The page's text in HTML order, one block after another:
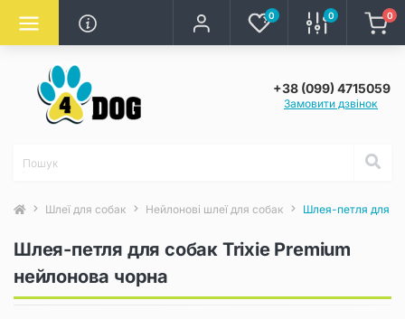
0 0 0
+38 (099) 4715059
Замовити дзвінок
Шлеї для собак Нейлонові шлеї для собак Шлея-петля для
Шлея-петля для собак Trixie Premium
нейлонова чорна